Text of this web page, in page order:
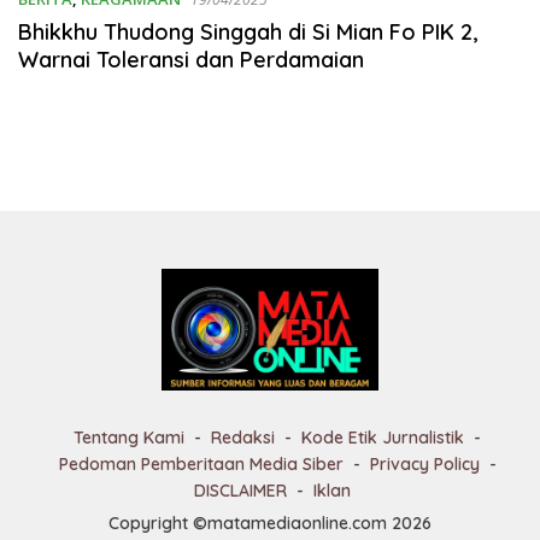
Bhikkhu Thudong Singgah di Si Mian Fo PIK 2,
Warnai Toleransi dan Perdamaian
Tentang Kami Redaksi
Kode Etik Jurnalistik
Pedoman Pemberitaan Media Siber
Privacy Policy
DISCLAIMER
Iklan
Copyright ©matamediaonline.com 2026